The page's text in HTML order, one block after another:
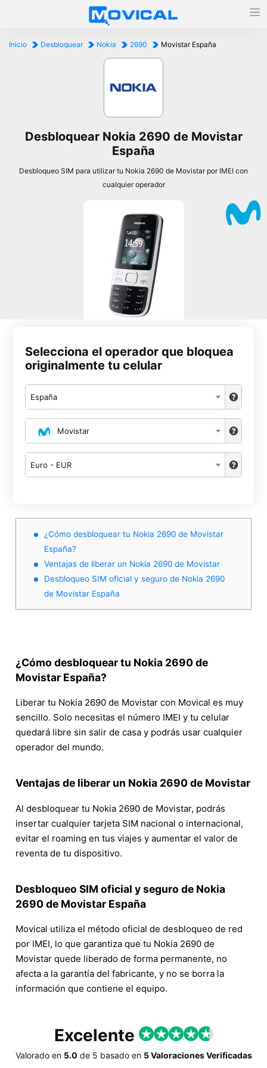
Inicio Desbloquear Nokia 2690 Movistar España
Desbloquear Nokia 2690 de Movistar
España
Desbloqueo SIM para utilizar tu Nokia 2690 de Movistar por IMEI con
cualquier operador
Selecciona el operador que bloquea
originalmente tu celular
España
Movistar
Euro - EUR
¿Cómo desbloquear tu Nokia 2690 de Movistar
España?
Ventajas de liberar un Nokia 2690 de Movistar
Desbloqueo SIM oficial y seguro de Nokia 2690
de Movistar España
¿Cómo desbloquear tu Nokia 2690 de
Movistar España?
Liberar tu Nokia 2690 de Movistar con Movical es muy
sencillo. Solo necesitas el número IMEI y tu celular
quedará libre sin salir de casa y podrás usar cualquier
operador del mundo.
Ventajas de liberar un Nokia 2690 de Movistar
Al desbloquear tu Nokia 2690 de Movistar, podrás
insertar cualquier tarjeta SIM nacional o internacional,
evitar el roaming en tus viajes y aumentar el valor de
reventa de tu dispositivo.
Desbloqueo SIM oficial y seguro de Nokia
2690 de Movistar España
Movical utiliza el método oficial de desbloqueo de red
por IMEI, lo que garantiza que tu Nokia 2690 de
Movistar quede liberado de forma permanente, no
afecta a la garantía del fabricante, y no se borra la
información que contiene el equipo.
Excelente
Valorado en 5.0 de 5 basado en 5 Valoraciones Verificadas